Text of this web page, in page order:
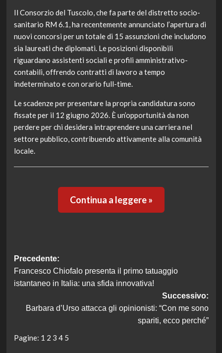
Il Consorzio del Tuscolo, che fa parte del distretto socio-
sanitario RM 6.1, ha recentemente annunciato l’apertura di
nuovi concorsi per un totale di 15 assunzioni che includono
sia laureati che diplomati. Le posizioni disponibili
riguardano assistenti sociali e profili amministrativo-
contabili, offrendo contratti di lavoro a tempo
indeterminato e con orario full-time.
Le scadenze per presentare la propria candidatura sono
fissate per il 12 giugno 2026. È un’opportunità da non
perdere per chi desidera intraprendere una carriera nel
settore pubblico, contribuendo attivamente alla comunità
locale.
Continua a leggere »
Navigazione
articolo
Precedente:
Francesco Chiofalo presenta il primo tatuaggio
istantaneo in Italia: una sfida innovativa!
Successivo:
Barbara d’Urso attacca gli opinionisti: “Con me sono
spariti, ecco perché”
Pagine: 1 2 3 4 5